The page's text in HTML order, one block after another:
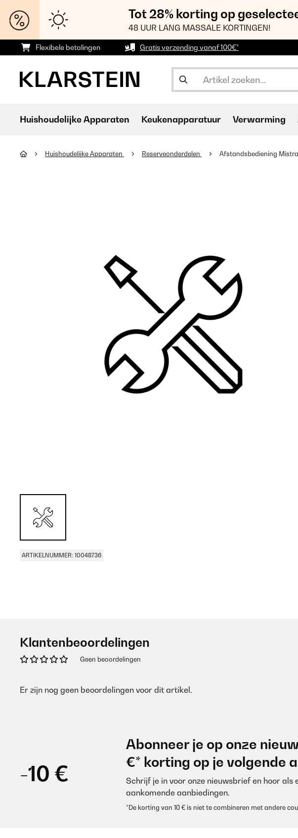
Tot 28% korting op
48 UUR LANG MASSALE KORTINGEN!
Flexibele betalingen Gratis verzending vanaf 100€*
Huishoudelijke Apparaten Keukenapparatuur Verwarming
Huishoudelijke Apparaten Reserveonderdelen Afstandsbediening
ARTIKELNUMMER: 10048736
Klantenbeoordelingen
Geen beoordelingen
Er zijn nog geen beoordelingen voor dit artikel.
-10 €
Abonneer je op onze
€* korting op je volgende
Schrijf je in voor onze nieuwsbrief en hoor als
aankomende aanbiedingen.
*De korting van 10 € is niet te combineren met andere